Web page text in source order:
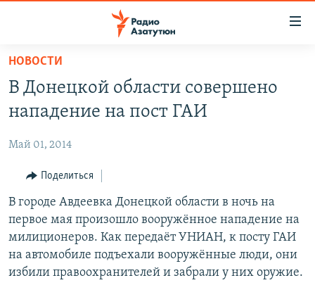
Перейти
основному
содержанию
навигации
Перейти
поиску
НОВОСТИ
ОБЩЕСТВО
ЭКОНОМИКА
РЕГИОН
НАГОРНЫЙ КАРАБАХ
КУЛЬТУРА
СПОРТ
НОВОСТИ
В Донецкой области совершено
нападение на пост ГАИ
Май 01, 2014
Поделиться
В городе Авдеевка Донецкой области в ночь на
первое мая произошло вооружённое нападение на
милиционеров. Как передаёт УНИАН, к посту ГАИ
на автомобиле подъехали вооружённые люди, они
избили правоохранителей и забрали у них оружие.